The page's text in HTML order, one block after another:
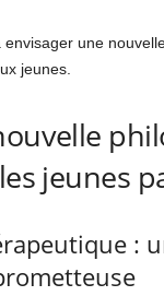
une
jeunes.
jeunes
: